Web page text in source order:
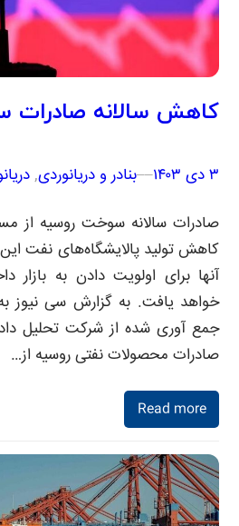
کاهش سالانه
۳ دی ۱۴۰۳ –
–بنادر و دریانوردی,
صادرات سالانه سوخت روسیه از
کاهش تولید پالایشگاه‌های نفت
آنها برای اولویت دادن به
خواهد یافت. به گزارش سی نیوز
جمع آوری شده از شرکت تحلیل
صادرات محصولات نفتی روسیه از…
Read more